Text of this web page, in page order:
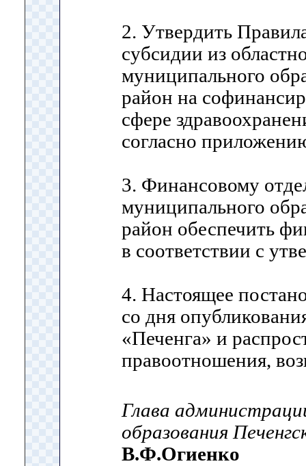
2. Утвердить
субсидии из
муниципального
район на
сфере
согласно
3. Финансовому
муниципального
район обеспечить
в соответствии с
4. Настоящее
со дня
«Печенга» и
правоотношения,
Глава
образования
В.Ф.Огиенко